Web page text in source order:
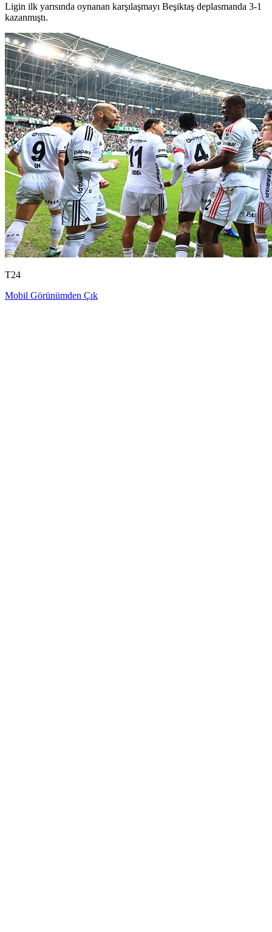
Ligin ilk yarısında oynanan karşılaşmayı Beşiktaş deplasmanda 3-1
kazanmıştı.
T24
Mobil Görünümden Çık